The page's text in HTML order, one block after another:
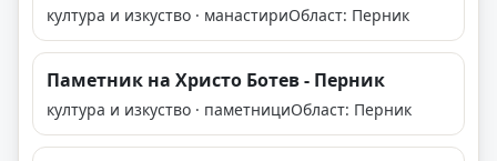
култура и изкуство · манастириОбласт: Перник
Паметник на Христо Ботев - Перник
култура и изкуство · паметнициОбласт: Перник